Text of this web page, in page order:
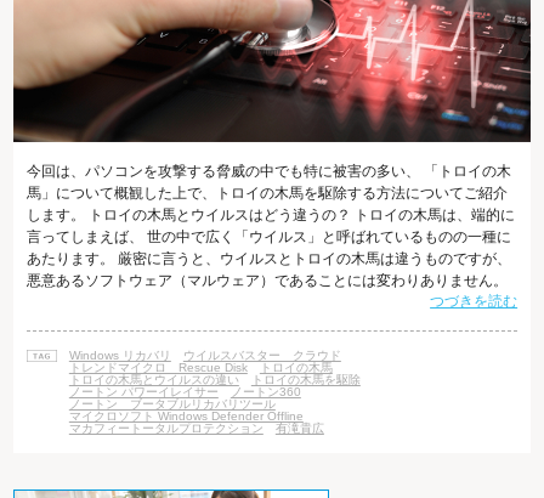
今回は、パソコンを攻撃する脅威の中でも特に被害の多い、 「トロイの木
馬」について概観した上で、トロイの木馬を駆除する方法についてご紹介
します。 トロイの木馬とウイルスはどう違うの？ トロイの木馬は、端的に
言ってしまえば、 世の中で広く「ウイルス」と呼ばれているものの一種に
あたります。 厳密に言うと、ウイルスとトロイの木馬は違うものですが、
悪意あるソフトウェア（マルウェア）であることには変わりありません。
ウイルスは感染するためのファイル（寄生される宿主）が必要なのに対
ファイルを必要としません。 また、ウイルスは他のパソコンにも感染する
ために自分自身を複製する機能があるのですが、 トロイの木馬は、基本的
には自分自身を複製す
つづきを読む
Windows リカバリ
ウイルスバスター クラウド
トレンドマイクロ Rescue Disk
トロイの木馬
トロイの木馬とウイルスの違い
トロイの木馬を駆除
ノートン パワーイレイサー
ノートン360
ノートン ブータブルリカバリツール
マイクロソフト Windows Defender Offline
マカフィートータルプロテクション
有滝貴広